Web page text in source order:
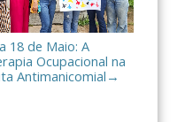
18 de Maio: A
Ocupacional na
Antimanicomial →